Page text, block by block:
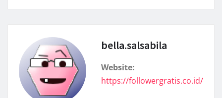
bella.salsabila
Website:
https://followergratis.co.id/